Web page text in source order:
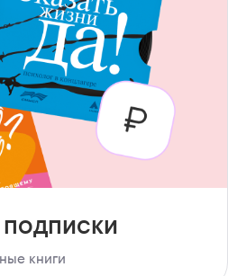
книги